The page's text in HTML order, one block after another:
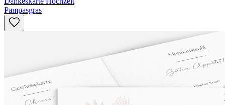
Pampasgras